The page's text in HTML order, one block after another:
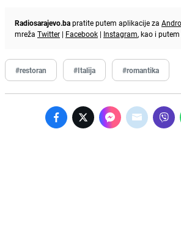
Radiosarajevo.bapratite putem aplikacije za
mreža Twitter | Facebook | Instagram, kao i
#restoran #Italija #romantika